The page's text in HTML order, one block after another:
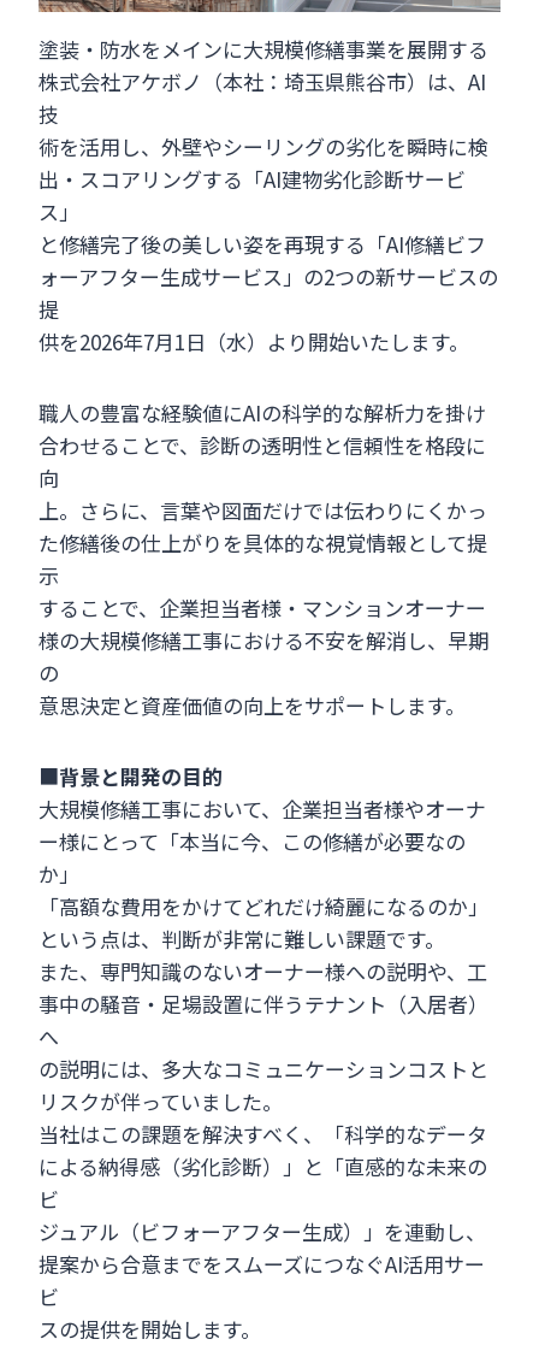
塗装・防水をメインに大規模修繕事業を展開する
株式会社アケボノ（本社：埼玉県熊谷市）は、AI
技
術を活用し、外壁やシーリングの劣化を瞬時に検
出・スコアリングする「AI建物劣化診断サービ
ス」
と修繕完了後の美しい姿を再現する「AI修繕ビフ
ォーアフター生成サービス」の2つの新サービスの
提
供を2026年7月1日（水）より開始いたします。
職人の豊富な経験値にAIの科学的な解析力を掛け
合わせることで、診断の透明性と信頼性を格段に
向
上。さらに、言葉や図面だけでは伝わりにくかっ
た修繕後の仕上がりを具体的な視覚情報として提
示
することで、企業担当者様・マンションオーナー
様の大規模修繕工事における不安を解消し、早期
の
意思決定と資産価値の向上をサポートします。
■背景と開発の目的
大規模修繕工事において、企業担当者様やオーナ
ー様にとって「本当に今、この修繕が必要なの
か」
「高額な費用をかけてどれだけ綺麗になるのか」
という点は、判断が非常に難しい課題です。
また、専門知識のないオーナー様への説明や、工
事中の騒音・足場設置に伴うテナント（入居者）
へ
の説明には、多大なコミュニケーションコストと
リスクが伴っていました。
当社はこの課題を解決すべく、「科学的なデータ
による納得感（劣化診断）」と「直感的な未来の
ビ
ジュアル（ビフォーアフター生成）」を連動し、
提案から合意までをスムーズにつなぐAI活用サー
ビ
スの提供を開始します。